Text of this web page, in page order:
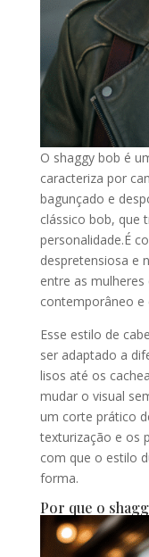
O shaggy bob é
caracteriza por
bagunçado e
clássico bob, que
personalidade.É
despretensiosa e
entre as
contemporâneo e
Esse estilo de
ser adaptado a
lisos até os
mudar o visual
um corte prático
texturização e os
com que o estilo
forma.
Por que o